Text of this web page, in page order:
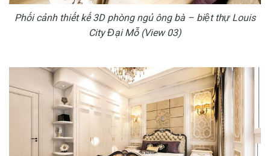
Phối cảnh thiết kế 3D phòng ngủ ông bà – biệt thự Louis
City Đại Mỗ (View 03)